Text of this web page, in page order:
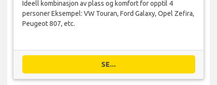
Ideell kombinasjon av plass og komfort for opptil 4
personer Eksempel: VW Touran, Ford Galaxy, Opel Zefira,
Peugeot 807, etc.
SE...